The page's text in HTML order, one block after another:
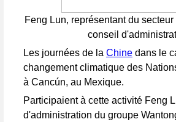
Feng Lun, représentant du
conseil
Les journées de la Chine dans le
changement climatique des
à Cancún, au Mexique.
Participaient à cette activité Feng
d'administration du groupe